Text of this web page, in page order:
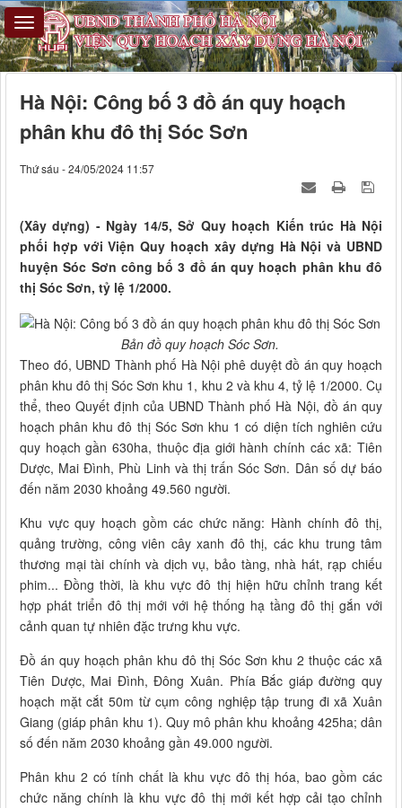
Hà Nội: Công bố 3 đồ án quy hoạch
phân khu đô thị Sóc Sơn
Thứ sáu - 24/05/2024 11:57
(Xây dựng) - Ngày 14/5, Sở Quy hoạch Kiến trúc Hà Nội
phối hợp với Viện Quy hoạch xây dựng Hà Nội và UBND
huyện Sóc Sơn công bố 3 đồ án quy hoạch phân khu đô
thị Sóc Sơn, tỷ lệ 1/2000.
Bản đồ quy hoạch Sóc Sơn.
Theo đó, UBND Thành phố Hà Nội phê duyệt đồ án quy hoạch
phân khu đô thị Sóc Sơn khu 1, khu 2 và khu 4, tỷ lệ 1/2000. Cụ
thể, theo Quyết định của UBND Thành phố Hà Nội, đồ án quy
hoạch phân khu đô thị Sóc Sơn khu 1 có diện tích nghiên cứu
quy hoạch gần 630ha, thuộc địa giới hành chính các xã: Tiên
Dược, Mai Đình, Phù Linh và thị trấn Sóc Sơn. Dân số dự báo
đến năm 2030 khoảng 49.560 người.
Khu vực quy hoạch gồm các chức năng: Hành chính đô thị,
quảng trường, công viên cây xanh đô thị, các khu trung tâm
thương mại tài chính và dịch vụ, bảo tàng, nhà hát, rạp chiếu
phim... Đồng thời, là khu vực đô thị hiện hữu chỉnh trang kết
hợp phát triển đô thị mới với hệ thống hạ tầng đô thị gắn với
cảnh quan tự nhiên đặc trưng khu vực.
Đồ án quy hoạch phân khu đô thị Sóc Sơn khu 2 thuộc các xã
Tiên Dược, Mai Đình, Đông Xuân. Phía Bắc giáp đường quy
hoạch mặt cắt 50m từ cụm công nghiệp tập trung đi xã Xuân
Giang (giáp phân khu 1). Quy mô phân khu khoảng 425ha; dân
số đến năm 2030 khoảng gần 49.000 người.
Phân khu 2 có tính chất là khu vực đô thị hóa, bao gồm các
chức năng chính là khu vực đô thị mới kết hợp cải tạo chỉnh